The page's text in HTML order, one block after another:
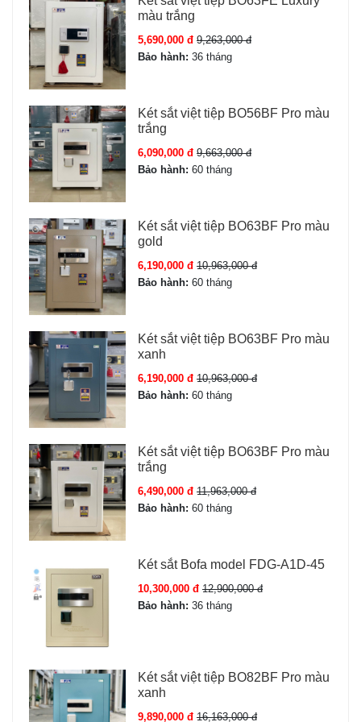
Đèn LED hỗ trợ:Giúp mở két trong môi trường thiếu
sáng.
Ưu điểm Két sắt Kassler KL55-H8-BG
Thiết kế chắc chắn, màu xám sang trọng, dễ dàng phối
3 phương thức mở khóa hiện đại
tiện lợi.
Chống cháy, chống khoan phá, chống gỉ sét.
Trọng lượng 53kg an toàn, khó di chuyển trái phép.
Bảo hành chính hãng 36 tháng.
Phụ kiện Két sắt Kassler KL55-H8-BG
02 chìa khóa cơ Kassler
04 viên pin AA
Thẻ bảo hành Kassler chính hãng
Sách hướng dẫn sử dụng chi tiết
Một số lưu ý khi lựa chọn Két sắt
Kassler KL55-H8-BG
màu trắng
5,690,000 đ 9,263,000 đ
Bảo hành: 36 tháng
Két sắt việt tiệp BO56BF Pro màu
trắng
6,090,000 đ 9,663,000 đ
Bảo hành: 60 tháng
Két sắt việt tiệp BO63BF Pro màu
gold
6,190,000 đ 10,963,000 đ
Bảo hành: 60 tháng
Két sắt việt tiệp BO63BF Pro màu
xanh
6,190,000 đ 10,963,000 đ
Bảo hành: 60 tháng
Két sắt việt tiệp BO63BF Pro màu
trắng
6,490,000 đ 11,963,000 đ
Bảo hành: 60 tháng
Két sắt Bofa model FDG-A1D-45
10,300,000 đ 12,900,000 đ
Bảo hành: 36 tháng
Két sắt việt tiệp BO82BF Pro màu
xanh
9,890,000 đ 16,163,000 đ